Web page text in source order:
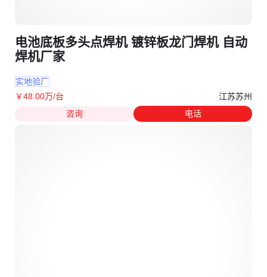
电池底板多头点焊机 镀锌板龙门焊机 自动
焊机厂家
实地验厂
￥48 .00万/台
江苏苏州
咨询
电话